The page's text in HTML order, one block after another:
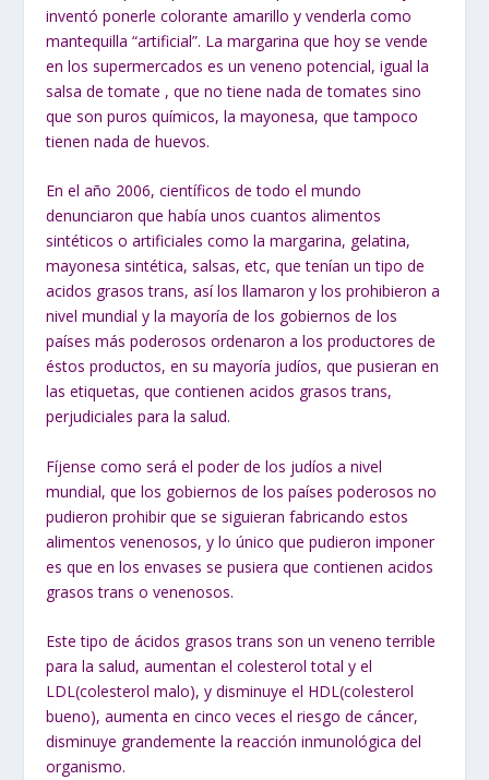
inventó ponerle colorante amarillo y venderla como
mantequilla “artificial”. La margarina que hoy se vende
en los supermercados es un veneno potencial, igual la
salsa de tomate , que no tiene nada de tomates sino
que son puros químicos, la mayonesa, que tampoco
tienen nada de huevos.
En el año 2006, científicos de todo el mundo
denunciaron que había unos cuantos alimentos
sintéticos o artificiales como la margarina, gelatina,
mayonesa sintética, salsas, etc, que tenían un tipo de
acidos grasos trans, así los llamaron y los prohibieron a
nivel mundial y la mayoría de los gobiernos de los
países más poderosos ordenaron a los productores de
éstos productos, en su mayoría judíos, que pusieran en
las etiquetas, que contienenacidos grasos trans,
perjudiciales para la salud.
Fíjense como será el poder de los judíos a nivel
mundial, que los gobiernos de los países poderosos no
pudieron prohibir que se siguieran fabricando estos
alimentos venenosos, y lo único que pudieron imponer
es que en los envases se pusiera que contienen acidos
grasos trans o venenosos.
Este tipo de ácidos grasos trans son un veneno terrible
para la salud, aumentan el colesterol total y el
LDL(colesterol malo), y disminuye el HDL(colesterol
bueno), aumenta en cinco veces el riesgo de cáncer,
disminuye grandemente la reacción inmunológica del
organismo.